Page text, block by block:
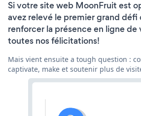
Si votre site web MoonFruit est
avez relevé le premier grand défi
renforcer la présence en ligne
toutes nos félicitations!
Mais vient ensuite a tough question :
captivate, make et soutenir plus de